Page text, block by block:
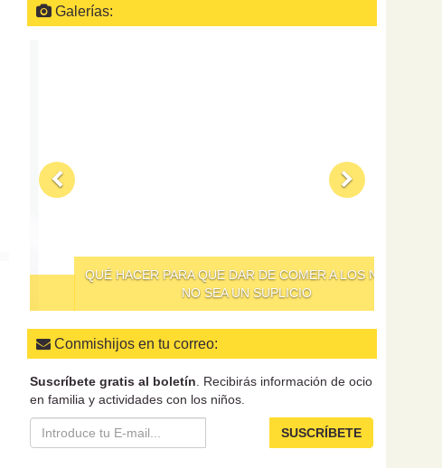
Galerías:
QUÉ HACER PARA QUE DAR DE COMER A LOS NIÑOS
NO SEA UN SUPLICIO
Conmishijos en tu correo:
Suscríbete gratis al boletín . Recibirás información de ocio
en familia y actividades con los niños.
SUSCRÍBETE